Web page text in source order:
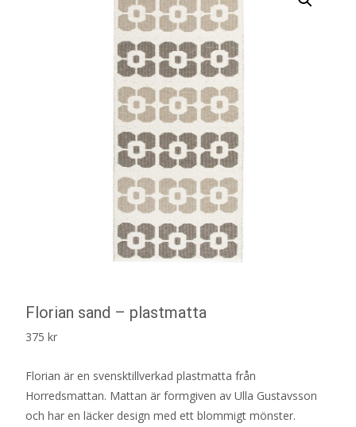
Florian sand – plastmatta
375 kr
Florian är en svensktillverkad plastmatta från
Horredsmattan. Mattan är formgiven av Ulla Gustavsson
och har en läcker design med ett blommigt mönster.